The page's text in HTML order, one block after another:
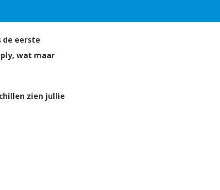
de eerste
wat maar
zien jullie